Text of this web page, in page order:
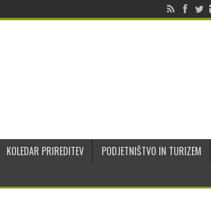
KOLEDAR PRIREDITEV PODJETNIŠTVO IN TURIZEM